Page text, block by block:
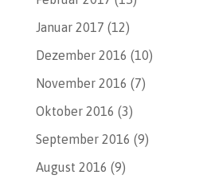
Januar 2017 (12)
Dezember 2016 (10)
November 2016 (7)
Oktober 2016 (3)
September 2016 (9)
August 2016 (9)